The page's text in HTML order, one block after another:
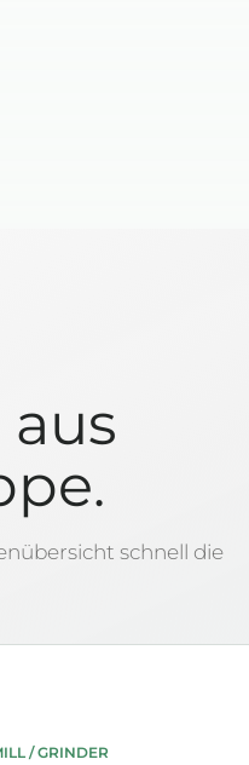
schnell die
/ GRINDER